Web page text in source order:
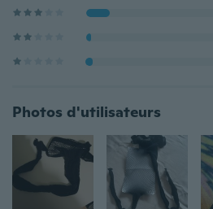
Photos d'utilisateurs